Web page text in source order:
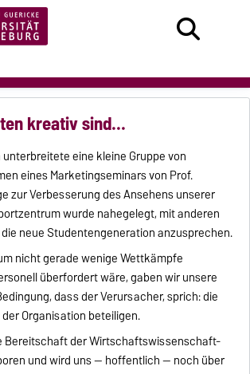
kreativ sind...
eine kleine Gruppe von
eines Marketingseminars von Prof.
zur Verbesserung des Ansehens unserer
wurde nahegelegt, mit anderen
neue Studentengeneration anzusprechen.
nicht gerade wenige Wettkämpfe
überfordert wäre, gaben wir unsere
dass der Verursacher, sprich: die
Organisation beteiligen.
Bereitschaft der Wirtschaftswissenschaft-
und wird uns -- hoffentlich -- noch über